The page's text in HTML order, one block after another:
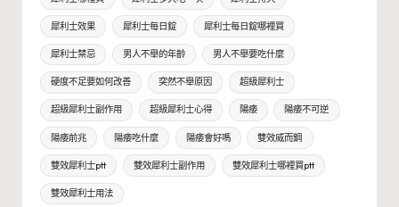
犀利士效果 犀利士每日錠 犀利士每日錠哪裡買
犀利士禁忌 男人不舉的年齡 男人不舉要吃什麼
硬度不足要如何改善 突然不舉原因 超級犀利士
超級犀利士副作用 超級犀利士心得 陽痿 陽痿不可逆
陽痿前兆 陽痿吃什麼 陽痿會好嗎 雙效威而鋼
雙效犀利士ptt 雙效犀利士副作用 雙效犀利士哪裡買ptt
雙效犀利士用法